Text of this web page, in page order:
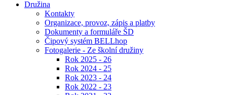
Družina
Kontakty
Organizace, provoz, zápis a platby
Dokumenty a formuláře ŠD
Čipový systém BELLhop
Fotogalerie - Ze školní družiny
Rok 2025 - 26
Rok 2024 - 25
Rok 2023 - 24
Rok 2022 - 23